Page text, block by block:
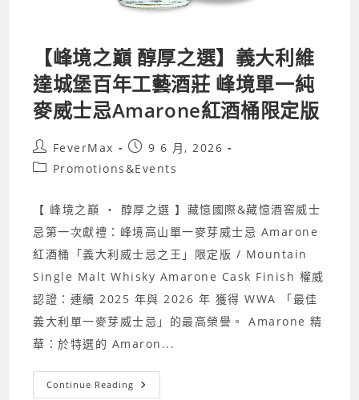
【峰境之巔 醇厚之選】義大利維
達城堡百年工藝酒莊 峰境單一純
麥威士忌Amarone紅酒桶限定版
Post
author:
FeverMax
Post
published:
9 6 月, 2026
PostPromotions&Events
【 峰境之巔 ‧ 醇厚之選 】藏憶國際&藏憶酒窖威士
忌第一次獻禮：峰境高山單一麥芽威士忌 Amarone
紅酒桶「義大利威士忌之王」限定版 / Mountain
Single Malt Whisky Amarone Cask Finish 權威
認證：連續 2025 年與 2026 年 獲得 WWA 「最佳
義大利單一麥芽威士忌」的最高榮譽。 Amarone 精
華：於特選的 Amaron...
Continue Reading 【峰
境